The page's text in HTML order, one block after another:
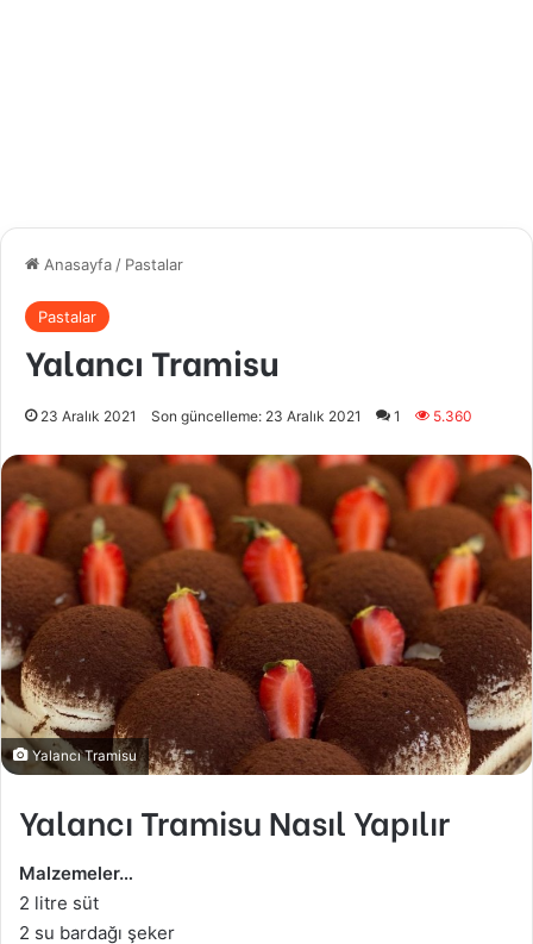
Anasayfa / Pastalar
Pastalar
Yalancı Tramisu
23 Aralık 2021 Son güncelleme: 23 Aralık 2021 1 5.360
Yalancı Tramisu
Yalancı Tramisu Nasıl Yapılır
Malzemeler…
2 litre süt
2 su bardağı şeker